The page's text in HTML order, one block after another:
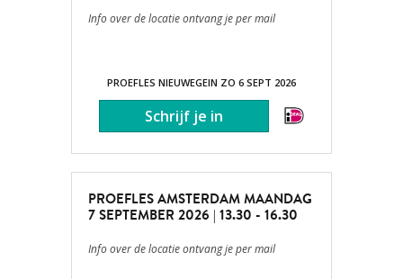
Info over de locatie ontvang je per mail
PROEFLES NIEUWEGEIN ZO 6 SEPT 2026
PROEFLES AMSTERDAM MAANDAG
7 SEPTEMBER 2026 | 13.30 - 16.30
Info over de locatie ontvang je per mail